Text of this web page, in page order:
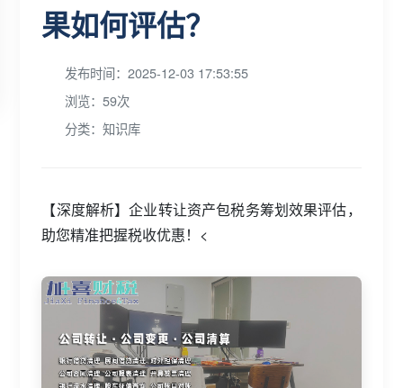
果如何评估？
发布时间：2025-12-03 17:53:55
浏览：59次
分类：知识库
【深度解析】企业转让资产包税务筹划效果评估，
助您精准把握税收优惠！<